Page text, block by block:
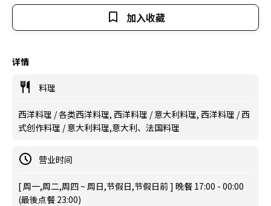
加入收藏
详情
料理
西洋料理 / 各类西洋料理, 西洋料理 / 意大利料理, 西洋料理 / 西
式创作料理 / 意大利料理,意大利、法国料理
营业时间
[ 周一,周二,周四 ~ 周日,节假日,节假日前 ] 晚餐 17:00 - 00:00
(最後点餐 23:00)